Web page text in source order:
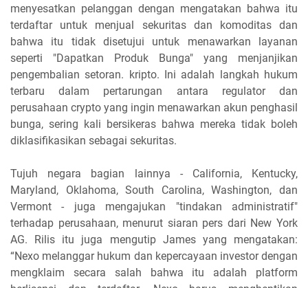
menyesatkan pelanggan dengan mengatakan bahwa itu
terdaftar untuk menjual sekuritas dan komoditas dan
bahwa itu tidak disetujui untuk menawarkan layanan
seperti "Dapatkan Produk Bunga" yang menjanjikan
pengembalian setoran. kripto. Ini adalah langkah hukum
terbaru dalam pertarungan antara regulator dan
perusahaan crypto yang ingin menawarkan akun penghasil
bunga, sering kali bersikeras bahwa mereka tidak boleh
diklasifikasikan sebagai sekuritas.
Tujuh negara bagian lainnya - California, Kentucky,
Maryland, Oklahoma, South Carolina, Washington, dan
Vermont - juga mengajukan "tindakan administratif"
terhadap perusahaan, menurut siaran pers dari New York
AG. Rilis itu juga mengutip James yang mengatakan:
“Nexo melanggar hukum dan kepercayaan investor dengan
mengklaim secara salah bahwa itu adalah platform